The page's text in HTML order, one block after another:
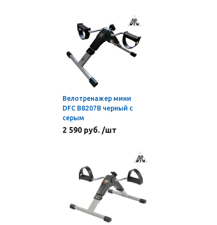
Велотренажер мини
DFC B8207B черный с
серым
2 590 руб. /шт